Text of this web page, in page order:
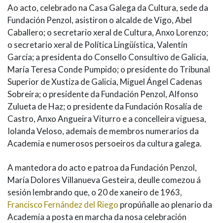
Ao acto, celebrado na Casa Galega da Cultura, sede da
Fundación Penzol, asistiron o alcalde de Vigo, Abel
Caballero; o secretario xeral de Cultura, Anxo Lorenzo;
o secretario xeral de Política Lingüística, Valentín
García; a presidenta do Consello Consultivo de Galicia,
María Teresa Conde Pumpido; o presidente do Tribunal
Superior de Xustiza de Galicia, Miguel Ángel Cadenas
Sobreira; o presidente da Fundación Penzol, Alfonso
Zulueta de Haz; o presidente da Fundación Rosalía de
Castro, Anxo Angueira Viturro e a concelleira viguesa,
Iolanda Veloso, ademais de membros numerarios da
Academia e numerosos persoeiros da cultura galega.
A mantedora do acto e patroa da Fundación Penzol,
María Dolores Villanueva Gesteira, deulle comezou á
sesión lembrando que, o 20 de xaneiro de 1963,
Francisco Fernández del Riego propúñalle ao plenario da
Academia a posta en marcha da nosa celebración